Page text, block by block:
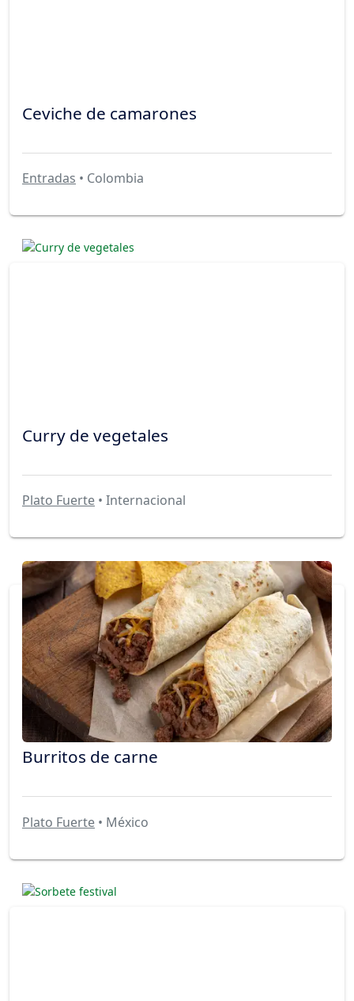
Ceviche de camarones
Entradas • Colombia
Curry de vegetales
Plato Fuerte • Internacional
Burritos de carne
Plato Fuerte • México